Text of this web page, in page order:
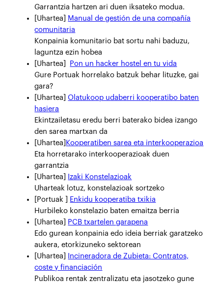
Garrantzia hartzen ari duen iksateko modua.
[Uhartea]
Manual de gestión de una compañía
comunitaria
Konpainia komunitario bat sortu nahi baduzu,
laguntza ezin hobea
[Uhartea]
Pon un hacker hostel en tu vida
Gure Portuak horrelako batzuk behar lituzke, gai
gara?
[Uhartea]Olatukoop udaberri kooperatibo baten
hasiera
Ekintzailetasu eredu berri baterako bidea izango
den sarea martxan da
[Uhartea] Kooperatiben sarea eta interkooperazioa
Eta horretarako interkooperazioak duen
garrantzia
[Uhartea]
Izaki Konstelazioak
Uharteak lotuz, konstelazioak sortzeko
[Portuak ]
Enkidu kooperatiba txikia
Hurbileko konstelazio baten emaitza berria
[Uhartea]
PCB txartelen garapena
Edo gurean konpainia edo ideia berriak garatzeko
aukera, etorkizuneko sektorean
[Uhartea]
Incineradora de Zubieta: Contratos,
coste y financiación
Publikoa rentak zentralizatu eta jasotzeko gune